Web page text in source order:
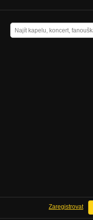
Zaregistrovat